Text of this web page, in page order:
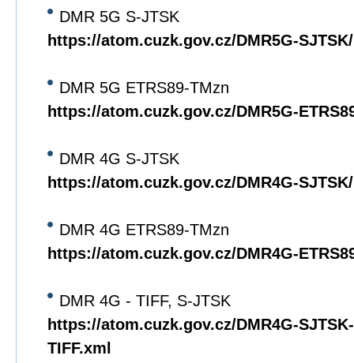
DMR 5G S-JTSK
https://atom.cuzk.gov.cz/DMR5G-
DMR 5G ETRS89-TMzn
https://atom.cuzk.gov.cz/DMR5G-
DMR 4G S-JTSK
https://atom.cuzk.gov.cz/DMR4G-
DMR 4G ETRS89-TMzn
https://atom.cuzk.gov.cz/DMR4G-
DMR 4G - TIFF, S-JTSK
https://atom.cuzk.gov.cz/DMR4G-
TIFF.xml